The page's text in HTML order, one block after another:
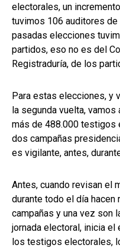
electorales, un
tuvimos 106 auditores
pasadas elecciones
partidos, eso no es del
Registraduría, de los
Para estas elecciones, y
la segunda vuelta,
más de 488.000 testigos
dos campañas
es vigilante, antes,
Antes, cuando revisan el
durante todo el día
campañas y una vez son
jornada electoral, inicia
los testigos electorales,